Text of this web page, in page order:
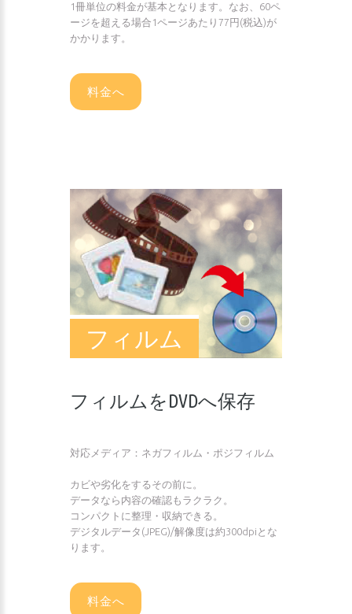
1冊単位の料金が基本となります。なお、60ペ
ージを超える場合1ページあたり77円(税込)が
かかります。
料金へ
フィルム
フィルムをDVDへ保存
対応メディア：ネガフィルム・ポジフィルム
カビや劣化をするその前に。
データなら内容の確認もラクラク。
コンパクトに整理・収納できる。
デジタルデータ(JPEG)/解像度は約300dpiとな
ります。
料金へ